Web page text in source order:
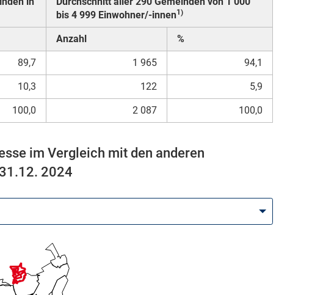
bis 4 999 Einwohner/-innen1)
Anzahl %
89,7 1 965 94,1
10,3 122 5,9
100,0 2 087 100,0
im Vergleich mit den anderen
2024